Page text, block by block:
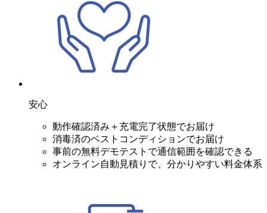
安心
動作確認済み＋充電完了状態でお届け
消毒済のベストコンディションでお届け
事前の無料デモテストで通信範囲を確認できる
オンライン自動見積りで、分かりやすい料金体系